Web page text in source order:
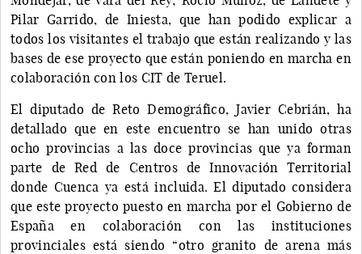
Pilar Garrido, de Iniesta, que han podido explicar a
todos los visitantes el trabajo que están realizando y las
bases de ese proyecto que están poniendo en marcha en
colaboración con los CIT de Teruel.
El diputado de Reto Demográfico, Javier Cebrián, ha
detallado que en este encuentro se han unido otras
ocho provincias a las doce provincias que ya forman
parte de Red de Centros de Innovación Territorial
donde Cuenca ya está incluida. El diputado considera
que este proyecto puesto en marcha por el Gobierno de
España en colaboración con las instituciones
provinciales está siendo “otro granito de arena más